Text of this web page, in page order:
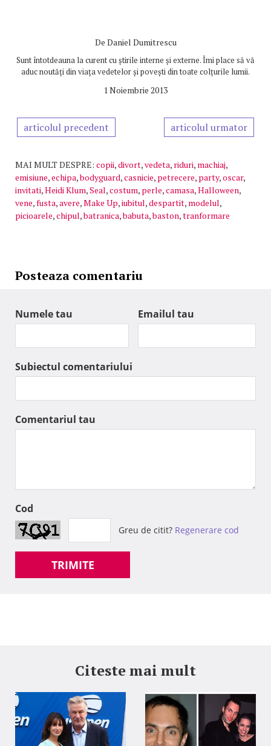
De Daniel Dumitrescu
Sunt întotdeauna la curent cu știrile interne și externe. Îmi place să vă
aduc noutăți din viața vedetelor și povești din toate colțurile lumii.
1 Noiembrie 2013
articolul precedent articolul urmator
MAI MULT DESPRE: copii,divort,vedeta, riduri, machiaj,
emisiune,echipa,bodyguard,casnicie, petrecere, party,oscar,
invitati,Heidi Klum,Seal,costum, perle,camasa,Halloween,
vene,fusta,avere,Make Up,iubitul,despartit, modelul,
picioarele,chipul,batranica,babuta,baston,tranformare
Posteaza comentariu
Numele tau Emailul tau
Subiectul comentariului
Comentariul tau
Cod
Greu de citit? Regenerare cod
TRIMITE
Citeste mai mult